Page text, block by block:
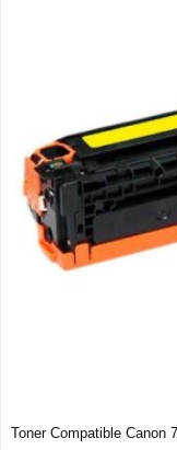
Toner Compatible Canon